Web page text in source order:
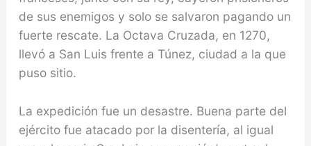
de sus enemigos y solo se sal­varon pagando un
fuerte rescate. La Octava Cruzada, en 1270,
llevó a San Luis frente a Túnez, ciudad a la que
puso sitio.
La expedición fue un desastre. Buena parte del
ejército fue atacado por la disentería, al igual